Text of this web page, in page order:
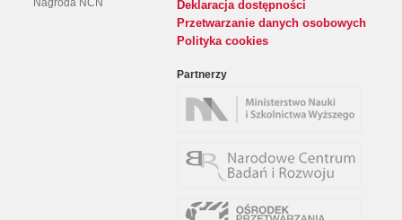
Nagroda NCN
Deklaracja dostępności
Przetwarzanie danych osobowych
Polityka cookies
Partnerzy